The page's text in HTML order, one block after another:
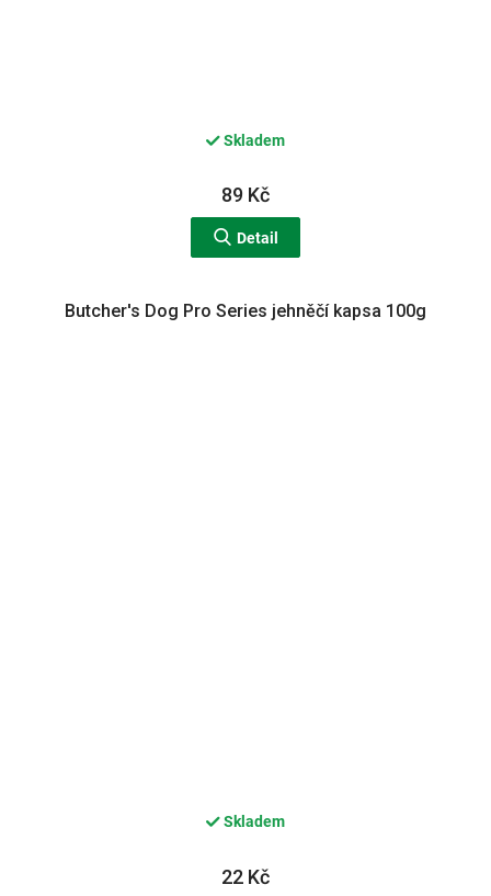
Skladem
89 Kč
Detail
Butcher's Dog Pro Series jehněčí kapsa 100g
Skladem
22 Kč